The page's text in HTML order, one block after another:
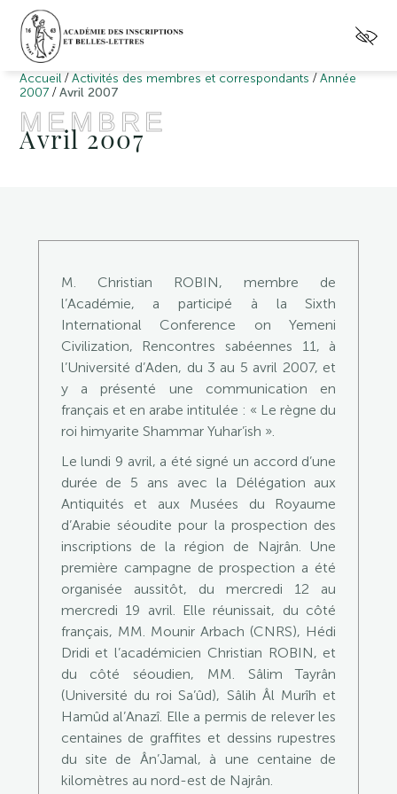
Accueil /Activités des membres et correspondants /Année
2007 /Avril 2007
MEMBRE
Avril 2007
M. Christian ROBIN, membre de
l’Académie, a participé à la Sixth
International Conference on Yemeni
Civilization, Rencontres sabéennes 11, à
l’Université d’Aden, du 3 au 5 avril 2007, et
y a présenté une communication en
français et en arabe intitulée : « Le règne du
roi himyarite Shammar Yuhar’ish ».
Le lundi 9 avril, a été signé un accord d’une
durée de 5 ans avec la Délégation aux
Antiquités et aux Musées du Royaume
d’Arabie séoudite pour la prospection des
inscriptions de la région de Najrân. Une
première campagne de prospection a été
organisée aussitôt, du mercredi 12 au
mercredi 19 avril. Elle réunissait, du côté
français, MM. Mounir Arbach (CNRS), Hédi
Dridi et l’académicien Christian ROBIN, et
du côté séoudien, MM. Sâlim Tayrân
(Université du roi Sa’ûd), Sâlih Âl Murîh et
Hamûd al’Anazî. Elle a permis de relever les
centaines de graffites et dessins rupestres
du site de Ân’Jamal, à une centaine de
kilomètres au nord-est de Najrân.